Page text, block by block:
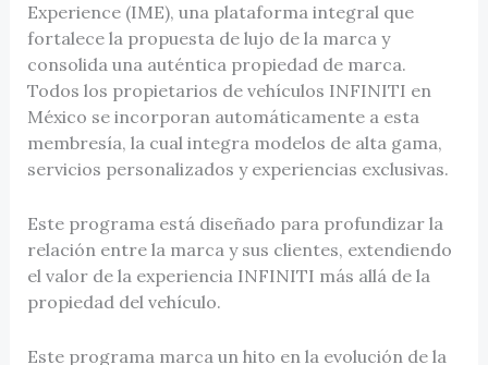
Experience (IME), una plataforma integral que
fortalece la propuesta de lujo de la marca y
consolida una auténtica propiedad de marca.
Todos los propietarios de vehículos INFINITI en
México se incorporan automáticamente a esta
membresía, la cual integra modelos de alta gama,
servicios personalizados y experiencias exclusivas.
Este programa está diseñado para profundizar la
relación entre la marca y sus clientes, extendiendo
el valor de la experiencia INFINITI más allá de la
propiedad del vehículo.
Este programa marca un hito en la evolución de la